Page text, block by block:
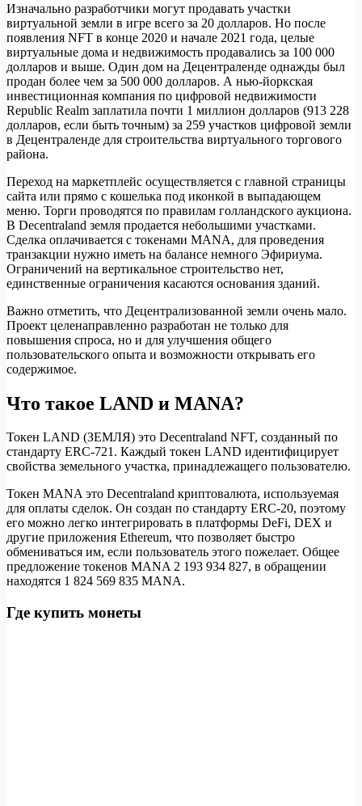
Изначально разработчики могут продавать участки
виртуальной земли в игре всего за 20 долларов. Но после
появления NFT в конце 2020 и начале 2021 года, целые
виртуальные дома и недвижимость продавались за 100 000
долларов и выше. Один дом на Децентраленде однажды был
продан более чем за 500 000 долларов. А нью-йоркская
инвестиционная компания по цифровой недвижимости
Republic Realm заплатила почти 1 миллион долларов (913 228
долларов, если быть точным) за 259 участков цифровой земли
в Децентраленде для строительства виртуального торгового
района.
Переход на маркетплейс осуществляется с главной страницы
сайта или прямо с кошелька под иконкой в выпадающем
меню. Торги проводятся по правилам голландского аукциона.
В Decentraland земля продается небольшими участками.
Сделка оплачивается с токенами MANA, для проведения
транзакции нужно иметь на балансе немного Эфириума.
Ограничений на вертикальное строительство нет,
единственные ограничения касаются основания зданий.
Важно отметить, что Децентрализованной земли очень мало.
Проект целенаправленно разработан не только для
повышения спроса, но и для улучшения общего
пользовательского опыта и возможности открывать его
содержимое.
Что такое LAND и MANA?
Токен LAND (ЗЕМЛЯ) это Decentraland NFT, созданный по
стандарту ERC-721. Каждый токен LAND идентифицирует
свойства земельного участка, принадлежащего пользователю.
Токен MANA это Decentraland криптовалюта, используемая
для оплаты сделок. Он создан по стандарту ERC-20, поэтому
его можно легко интегрировать в платформы DeFi, DEX и
другие приложения Ethereum, что позволяет быстро
обмениваться им, если пользователь этого пожелает. Общее
предложение токенов MANA 2 193 934 827, в обращении
находятся 1 824 569 835 MANA.
Где купить монеты